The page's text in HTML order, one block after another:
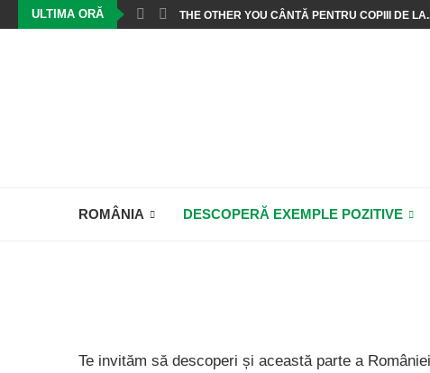
ULTIMA ORĂ THE OTHER YOU CÂNTĂ PENTRU COPIII DE
ROMÂNIA DESCOPERĂ EXEMPLE POZITIVE
Te invităm să descoperi și această parte a